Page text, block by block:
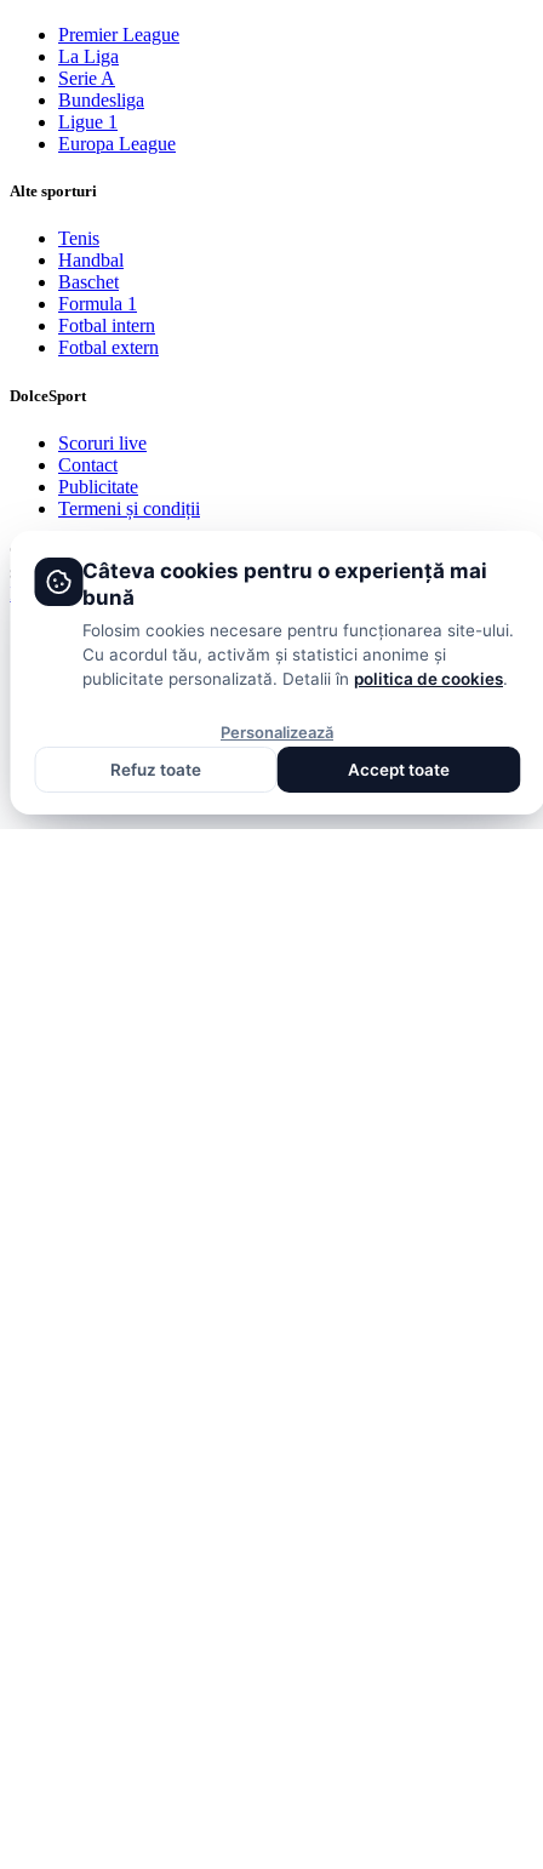
Premier League
La Liga
Serie A
Bundesliga
Ligue 1
Europa League
Alte sporturi
Tenis
Handbal
Baschet
Formula 1
Fotbal intern
Fotbal extern
DolceSport
Scoruri live
Contact
Publicitate
Termeni și condiții
© 2026 DolceSport. Toate drepturile rezervate.
și analize din toate competițiile
Fotbal intern Fotbal extern
Câteva cookies pentru o experiență mai
bună
Folosim cookies necesare pentru funcționarea site-ului.
Cu acordul tău, activăm și statistici anonime și
publicitate personalizată. Detalii în politica de cookies.
Personalizează
Refuz toate
Accept toate